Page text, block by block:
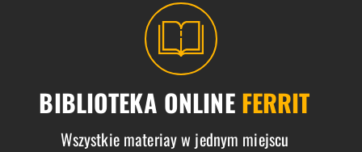
BIBLIOTEKA ONLINE FERRIT
Wszystkie materiay w jednym miejscu